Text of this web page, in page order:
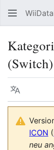
(Switch)
Sprache
ICON (
neu